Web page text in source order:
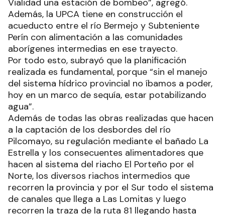
Además, la UPCA tiene en construcción el
acueducto entre el río Bermejo y Subteniente
Perín con alimentación a las comunidades
aborígenes intermedias en ese trayecto.
Por todo esto, subrayó que la planificación
realizada es fundamental, porque “sin el manejo
del sistema hídrico provincial no íbamos a poder,
hoy en un marco de sequía, estar potabilizando
agua”.
Además de todas las obras realizadas que hacen
a la captación de los desbordes del río
Pilcomayo, su regulación mediante el bañado La
Estrella y los consecuentes alimentadores que
hacen al sistema del riacho El Porteño por el
Norte, los diversos riachos intermedios que
recorren la provincia y por el Sur todo el sistema
de canales que llega a Las Lomitas y luego
recorren la traza de la ruta 81 llegando hasta